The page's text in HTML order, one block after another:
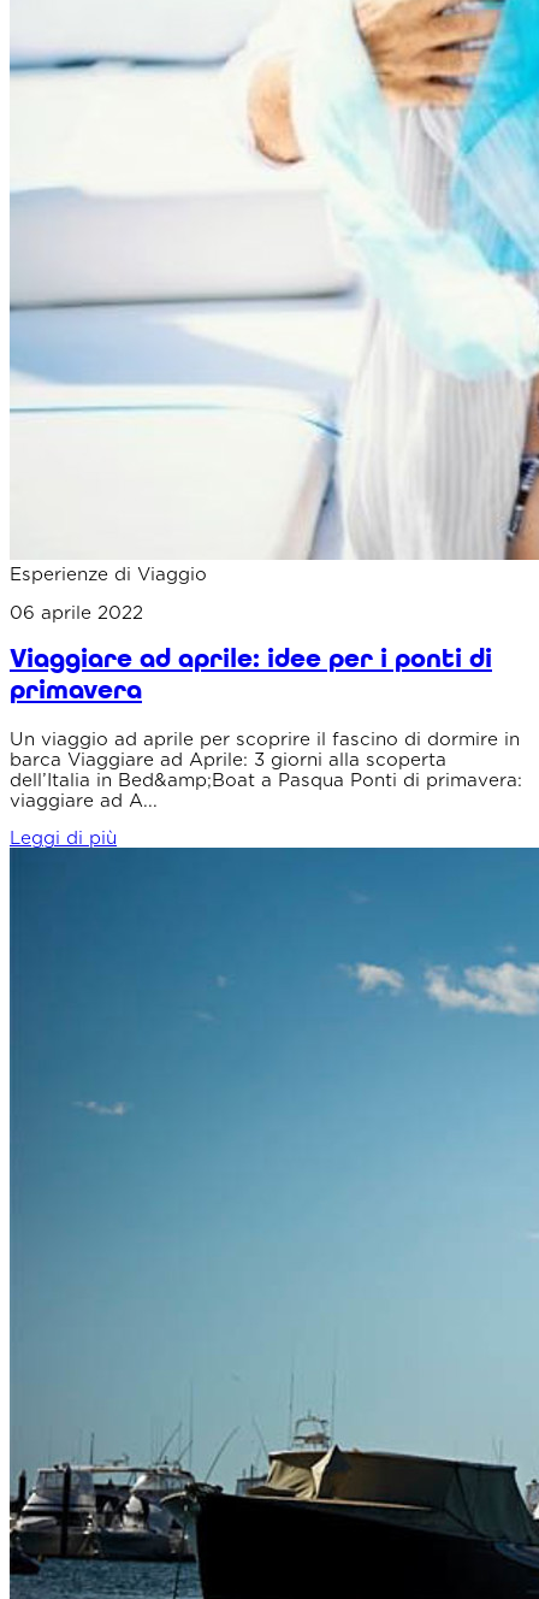
Esperienze di Viaggio
06 aprile 2022
Viaggiare ad aprile: idee per i ponti di
primavera
Un viaggio ad aprile per scoprire il fascino di dormire in
barca Viaggiare ad Aprile: 3 giorni alla scoperta
dell’Italia in Bed&amp;Boat a Pasqua Ponti di primavera:
viaggiare ad A...
Leggi di più